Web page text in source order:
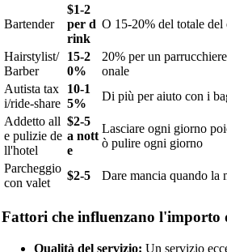
Bartender
$1-2
per d
rink
O 15-20% del totale
Hairstylist/
Barber
15-2
0%
20% per un
onale
Autista tax
i/ride-share
10-1
5%
Di più per aiuto con i
Addetto all
e pulizie de
ll'hotel
$2-5
a nott
e
Lasciare ogni giorno
ò pulire ogni giorno
Parcheggio
con valet
$2-5 Dare mancia quando la
Fattori che influenzano l'importo
Qualità del servizio: Un servizio